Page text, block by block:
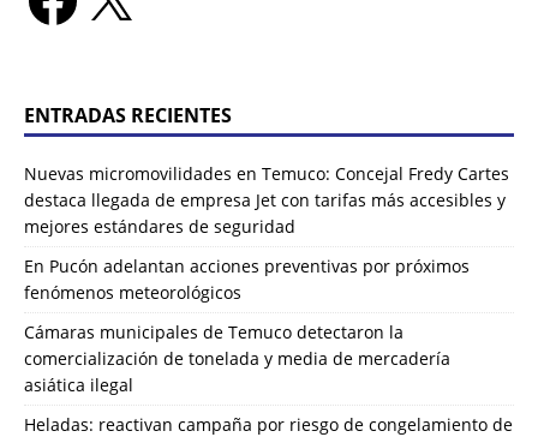
ENTRADAS RECIENTES
Nuevas micromovilidades en Temuco: Concejal Fredy Cartes
destaca llegada de empresa Jet con tarifas más accesibles y
mejores estándares de seguridad
En Pucón adelantan acciones preventivas por próximos
fenómenos meteorológicos
Cámaras municipales de Temuco detectaron la
comercialización de tonelada y media de mercadería
asiática ilegal
Heladas: reactivan campaña por riesgo de congelamiento de